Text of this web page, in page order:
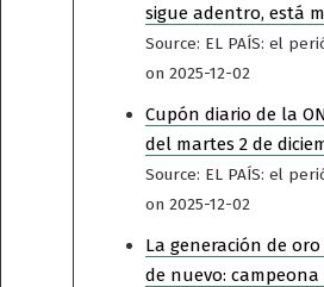
sigue adentro, está
Source: EL PAÍS: el
on 2025-12-02
Cupón diario de la
del martes 2 de
Source: EL PAÍS: el
on 2025-12-02
La generación de
de nuevo: